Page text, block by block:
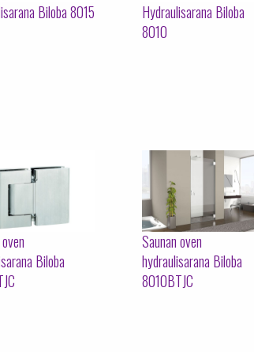
Biloba 8015
Hydraulisarana Biloba
8010
Biloba
Saunan oven
hydraulisarana Biloba
8010BTJC